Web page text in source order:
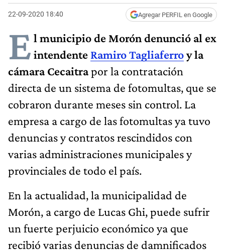
22-09-2020 18:40 Agregar PERFIL en Google
E l municipio de Moróndenunció al ex
intendente Ramiro Tagliaferroy la
cámara Cecaitrapor la contratación
directa de un sistema de fotomultas, que se
cobraron durante meses sin control. La
empresa a cargo de las fotomultas ya tuvo
denuncias y contratos rescindidos con
varias administraciones municipales y
provinciales de todo el país.
En la actualidad, la municipalidad de
Morón, a cargo de Lucas Ghi, puede sufrir
un fuerte perjuicio económico ya que
recibió varias denuncias de damnificados